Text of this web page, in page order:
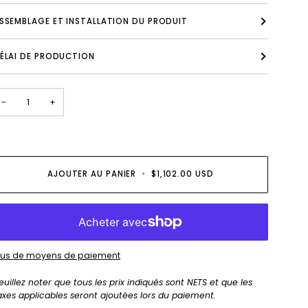
ET INSTALLATION DU PRODUIT
DE PRODUCTION
− +
AJOUTER AU PANIER • $1,102.00 USD
de moyens de paiement
noter que tous les prix indiqués sont NETS et que les
applicables seront ajoutées lors du paiement.